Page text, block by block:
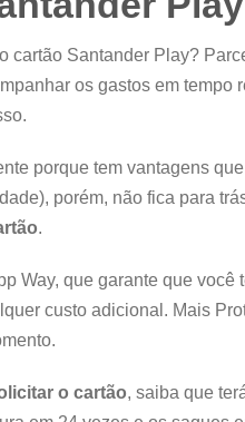
cartão Santander Play?
os gastos em
porque tem vantagens
porém, não fica para
.
Way, que garante que
custo adicional. Mais
o cartão, saiba que